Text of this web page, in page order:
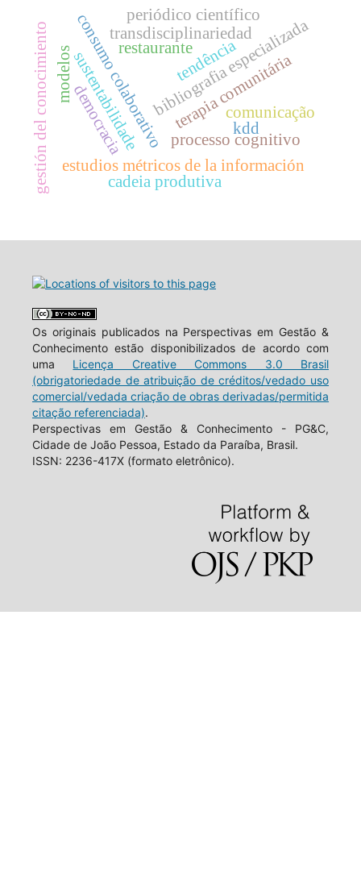
processo cognitivo
consumo colaborativobibliografia especializada
transdisciplinariedad
estudios métricos de la información
kdd
gestión del conocimiento terapia comunitária
sustentabilidade
cadeia produtiva
tendência
democracia
periódico científico
modelos
comunicação
restaurante
Os originais publicados na Perspectivas em Gestão &
Conhecimento estão disponibilizados de acordo com
uma Licença Creative Commons 3.0 Brasil
(obrigatoriedade de atribuição de créditos/vedado uso
comercial/vedada criação de obras derivadas/permitida
citação referenciada).
Perspectivas em Gestão & Conhecimento - PG&C,
Cidade de João Pessoa, Estado da Paraíba, Brasil.
ISSN: 2236-417X (formato eletrônico).